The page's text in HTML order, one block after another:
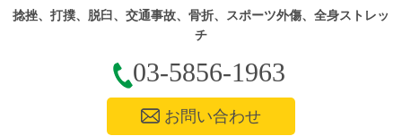
捻挫、打撲、脱臼、交通事故、骨折、スポーツ外傷、全身ストレッ
チ
03-5856-1963
お問い合わせ